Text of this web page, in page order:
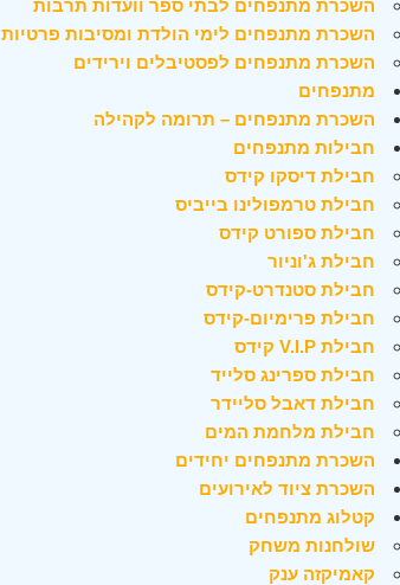
השכרת מתנפחים לבתי ספר וועדות תרבות
השכרת מתנפחים לימי הולדת ומסיבות פרטיות
השכרת מתנפחים לפסטיבלים וירידים
מתנפחים
השכרת מתנפחים – תרומה לקהילה
חבילות מתנפחים
חבילת דיסקו קידס
חבילת טרמפולינו בייביס
חבילת ספורט קידס
חבילת ג'וניור
חבילת סטנדרט-קידס
חבילת פרימיום-קידס
חבילת V.I.P קידס
חבילת ספרינג סלייד
חבילת דאבל סליידר
חבילת מלחמת המים
השכרת מתנפחים יחידים
השכרת ציוד לאירועים
קטלוג מתנפחים
שולחנות משחק
קאמיקזה ענק